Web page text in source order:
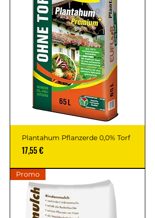
Plantahum Pflanzerde 0,0% Torf
Prix
17,55 €
Promo